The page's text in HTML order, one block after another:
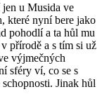
u Musida ve
které nyní bere jako
pohodlí a ta hůl mu
přírodě a s tím si už
výjmečných
sféry ví, co se s
Jinak hůl